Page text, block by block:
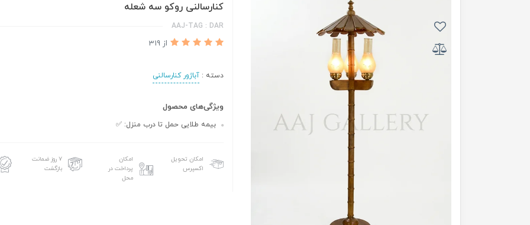
کنارسالنی روکو سه شعله
AAJ-TAG : DAR
از 319
دسته :آباژور کنارسالنی
ویژگی‌های محصول
بیمه طلایی حمل تا درب منزل: ✅
امکان تحویل
اکسپرس
امکان
پرداخت در
محل
۷ روز ضمانت
بازگشت